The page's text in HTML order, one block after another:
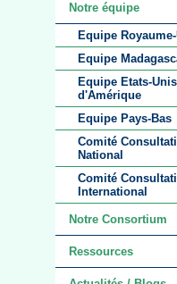
Notre équipe
Equipe
Equipe
Equipe Etats-Unis
d'Amérique
Equipe Pays-Bas
Comité
National
Comité
International
Notre Consortium
Ressources